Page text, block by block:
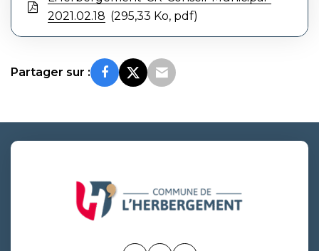
2021.02.18
295,33 Ko, pdf
Partager sur :